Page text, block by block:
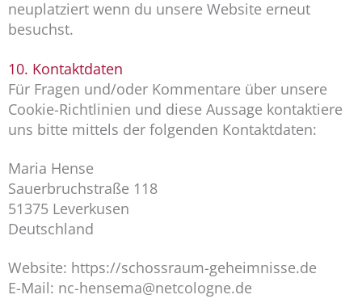
neuplatziert wenn du unsere Website erneut
besuchst.
10. Kontaktdaten
Für Fragen und/oder Kommentare über unsere
Cookie-Richtlinien und diese Aussage kontaktiere
uns bitte mittels der folgenden Kontaktdaten:
Maria Hense
Sauerbruchstraße 118
51375 Leverkusen
Deutschland
Website: https://schossraum-geheimnisse.de
E-Mail: nc-hensema@netcologne.de